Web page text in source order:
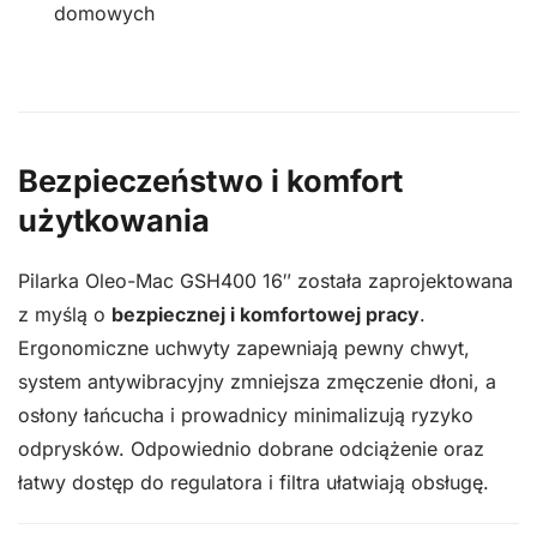
domowych
Bezpieczeństwo i komfort
użytkowania
Pilarka Oleo-Mac GSH400 16″ została zaprojektowana
z myślą o bezpiecznej i komfortowej pracy.
Ergonomiczne uchwyty zapewniają pewny chwyt,
system antywibracyjny zmniejsza zmęczenie dłoni, a
osłony łańcucha i prowadnicy minimalizują ryzyko
odprysków. Odpowiednio dobrane odciążenie oraz
łatwy dostęp do regulatora i filtra ułatwiają obsługę.